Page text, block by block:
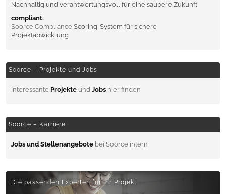
Nachhaltig und verantwortungsvoll für eine saubere Zukunft
compliant.
Soorce Compliance Scoring-System für sichere
Projektabwicklung
Soorce – Projekte und Jobs
Interessante Projekte und Jobs hier finden
Soorce – Karriere
Jobs und Stellenangebote bei Soorce intern
Die passenden Experten für Ihr Projekt